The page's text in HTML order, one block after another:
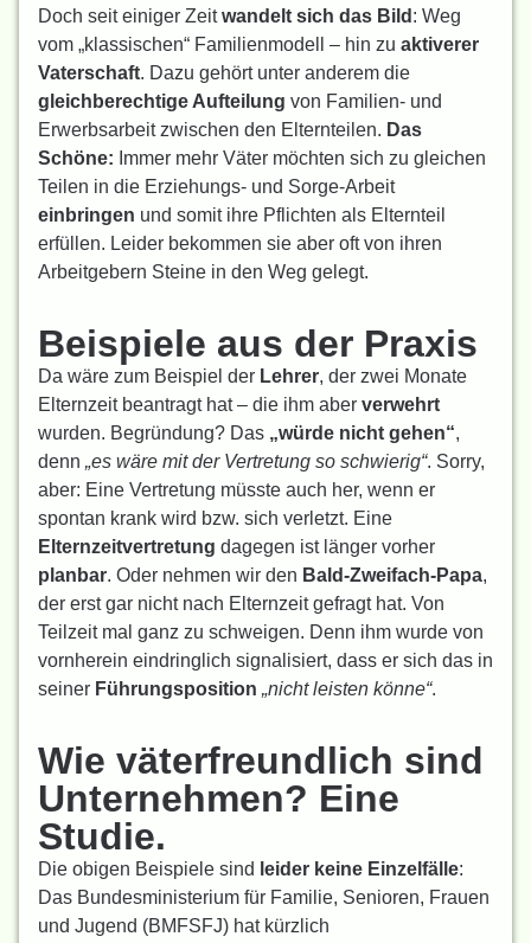
Doch seit einiger Zeitwandelt sich das Bild : Weg
vom „klassischen“ Familienmodell – hin zu aktiverer
Vaterschaft. Dazu gehört unter anderem die
gleichberechtige Aufteilung von Familien- und
Erwerbsarbeit zwischen den Elternteilen. Das
Schöne: Immer mehr Väter möchten sich zu gleichen
Teilen in die Erziehungs- und Sorge-Arbeit
einbringen und somit ihre Pflichten als Elternteil
erfüllen. Leider bekommen sie aber oft von ihren
Arbeitgebern Steine in den Weg gelegt.
Beispiele aus der Praxis
Da wäre zum Beispiel der Lehrer, der zwei Monate
Elternzeit beantragt hat – die ihm aber verwehrt
wurden. Begründung? Das „würde nicht gehen“,
denn „es wäre mit der Vertretung so schwierig“. Sorry,
aber: Eine Vertretung müsste auch her, wenn er
spontan krank wird bzw. sich verletzt. Eine
Elternzeitvertretung dagegen ist länger vorher
planbar. Oder nehmen wir den Bald-Zweifach-Papa,
der erst gar nicht nach Elternzeit gefragt hat. Von
Teilzeit mal ganz zu schweigen. Denn ihm wurde von
vornherein eindringlich signalisiert, dass er sich das in
seiner Führungsposition „nicht leisten könne“.
Wie väterfreundlich sind
Unternehmen? Eine
Studie.
Die obigen Beispiele sind leider keine Einzelfälle:
Das Bundesministerium für Familie, Senioren, Frauen
und Jugend (BMFSFJ) hat kürzlich